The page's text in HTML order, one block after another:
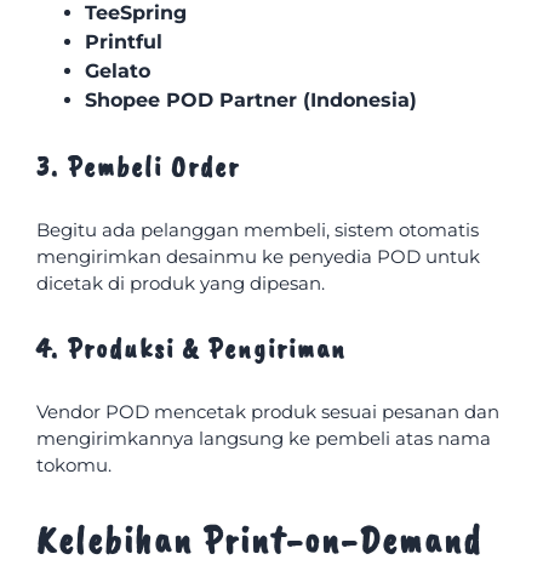
TeeSpring
Printful
Gelato
Shopee POD Partner (Indonesia)
3. Pembeli Order
Begitu ada pelanggan membeli, sistem otomatis
mengirimkan desainmu ke penyedia POD untuk
dicetak di produk yang dipesan.
4. Produksi & Pengiriman
Vendor POD mencetak produk sesuai pesanan dan
mengirimkannya langsung ke pembeli atas nama
tokomu.
Kelebihan Print-on-Demand